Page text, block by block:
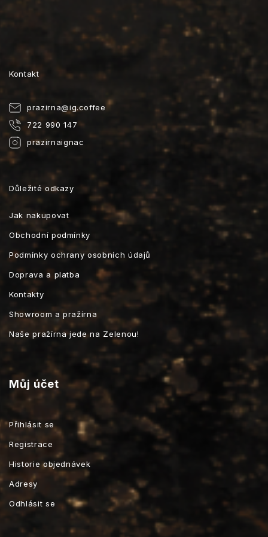
Kontakt
prazirna@ig.coffee
722 990 147
prazirnaignac
Důležité odkazy
Jak nakupovat
Obchodní podmínky
Podmínky ochrany osobních údajů
Doprava a platba
Kontakty
Showroom a pražírna
Naše pražírna jede na Zelenou!
Můj účet
Přihlásit se
Registrace
Historie objednávek
Adresy
Odhlásit se